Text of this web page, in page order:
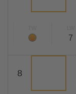
7
8